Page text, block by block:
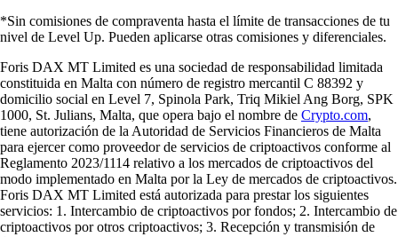
*Sin comisiones de compraventa hasta el límite de transacciones de tu
nivel de Level Up. Pueden aplicarse otras comisiones y diferenciales.
Foris DAX MT Limited es una sociedad de responsabilidad limitada
constituida en Malta con número de registro mercantil C 88392 y
domicilio social en Level 7, Spinola Park, Triq Mikiel Ang Borg, SPK
1000, St. Julians, Malta, que opera bajo el nombre de Crypto.com,
tiene autorización de la Autoridad de Servicios Financieros de Malta
para ejercer como proveedor de servicios de criptoactivos conforme al
Reglamento 2023/1114 relativo a los mercados de criptoactivos del
modo implementado en Malta por la Ley de mercados de criptoactivos.
Foris DAX MT Limited está autorizada para prestar los siguientes
servicios: 1. Intercambio de criptoactivos por fondos; 2. Intercambio de
criptoactivos por otros criptoactivos; 3. Recepción y transmisión de